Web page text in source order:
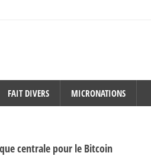
FAIT DIVERS MICRONATIONS
centrale pour le Bitcoin